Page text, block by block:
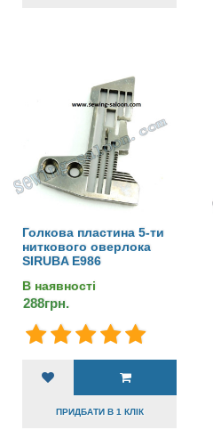
Голкова пластина 5-ти
ниткового оверлока
SIRUBA E986
В наявності
288грн.
ПРИДБАТИ В 1 КЛІК